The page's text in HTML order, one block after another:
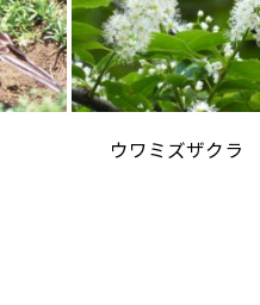
ウワミズザクラ